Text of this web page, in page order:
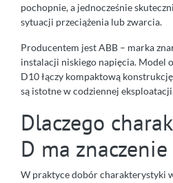
pochopnie, a jednocześnie
sytuacji przeciążenia lub zwarcia.
Producentem jest ABB – marka
instalacji niskiego napięcia. Model
D10 łączy kompaktową
są istotne w codziennej
Dlaczego
D ma
W praktyce dobór charakterystyki